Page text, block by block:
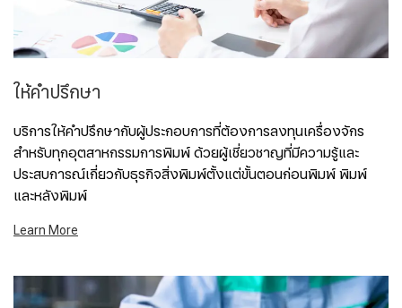
ให้คำปรึกษา
บริการให้คำปรึกษากับผู้ประกอบการที่ต้องการลงทุนเครื่องจักร
สำหรับทุกอุตสาหกรรมการพิมพ์ ด้วยผู้เชี่ยวชาญที่มีความรู้และ
ประสบการณ์เกี่ยวกับธุรกิจสิ่งพิมพ์ตั้งแต่ขั้นตอนก่อนพิมพ์ พิมพ์
และหลังพิมพ์
Learn More